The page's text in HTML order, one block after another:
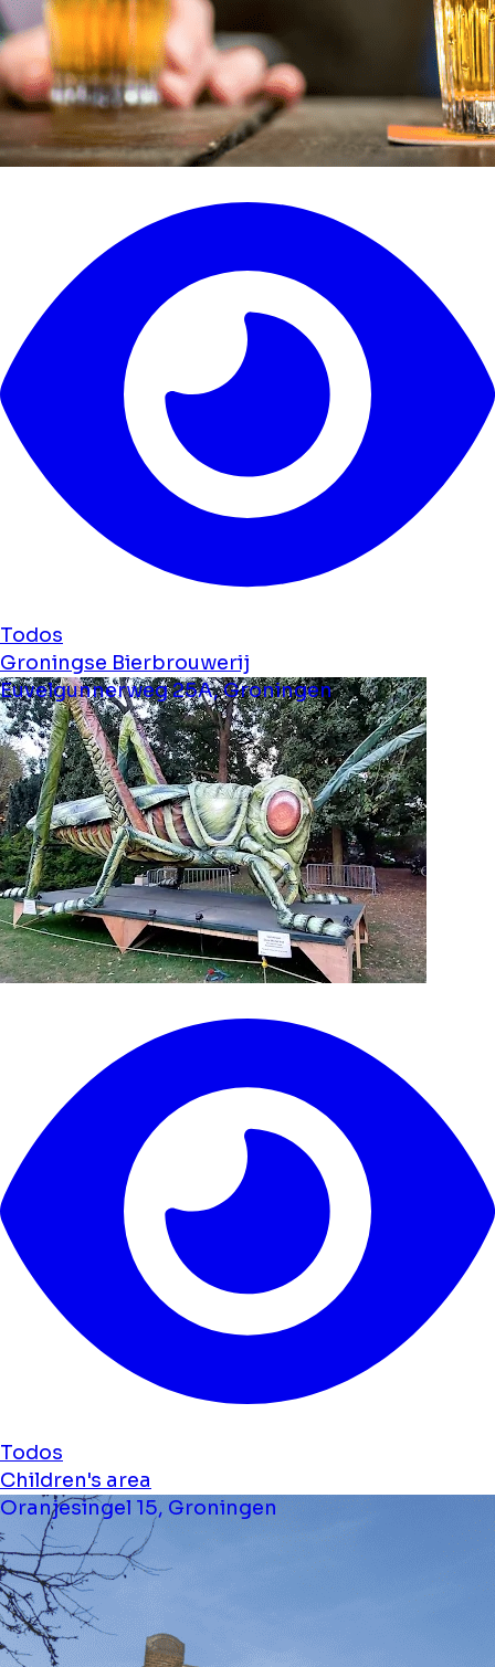
Todos
Groningse Bierbrouwerij
Euvelgunnerweg 25A, Groningen
Todos
Children's area
Oranjesingel 15, Groningen